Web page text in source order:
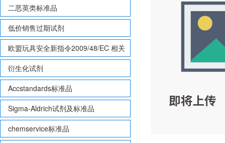
二恶英类标准品
低价销售过期试剂
欧盟玩具安全新指令2009/48/EC 相关
致敏性香味剂标准品
衍生化试剂
Accstandards标准品
Sigma-Aldrich试剂及标准品
chemservice标准品